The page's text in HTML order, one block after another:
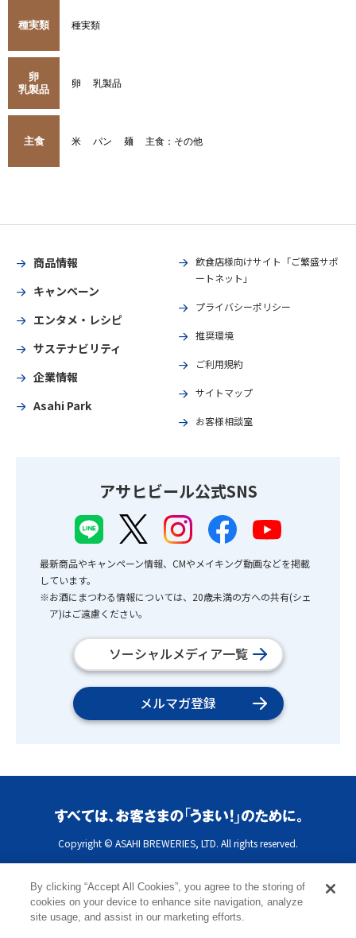
種実類 種実類
卵
乳製品
卵 乳製品
主食 米 パン 麺 主食：その他
商品情報
キャンペーン
エンタメ・レシピ
サステナビリティ
企業情報
Asahi Park
飲食店様向けサイト「ご繁盛サポ
ートネット」
プライバシーポリシー
推奨環境
ご利用規約
サイトマップ
お客様相談室
アサヒビール公式SNS
最新商品やキャンペーン情報、CMやメイキング動画などを掲載
しています。
※お酒にまつわる情報については、20歳未満の方への共有(シェ
ア)はご遠慮ください。
ソーシャルメディア一覧
メルマガ登録
Copyright © ASAHI BREWERIES, LTD. All rights reserved.
By clicking “Accept All Cookies”, you agree to the storing of
cookies on your device to enhance site navigation, analyze
site usage, and assist in our marketing efforts.